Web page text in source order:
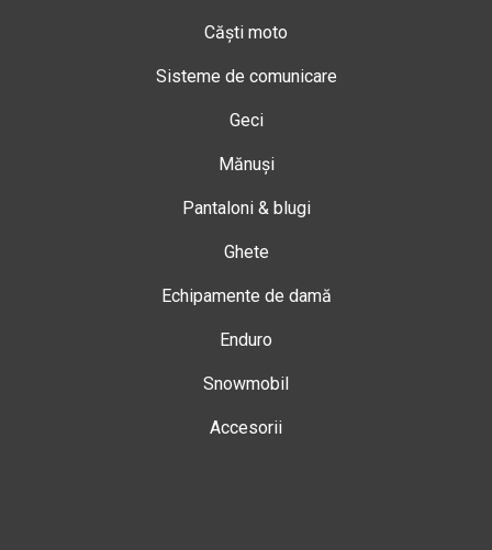
Căști moto
Sisteme de comunicare
Geci
Mănuși
Pantaloni & blugi
Ghete
Echipamente de damă
Enduro
Snowmobil
Accesorii